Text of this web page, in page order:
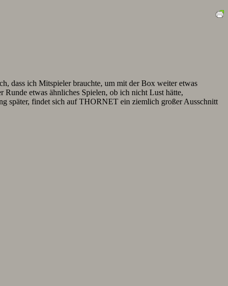
dass ich Mitspieler brauchte, um mit der Box weiter etwas
etwas ähnliches Spielen, ob ich nicht Lust hätte,
später, findet sich auf THORNET ein ziemlich großer Ausschnitt